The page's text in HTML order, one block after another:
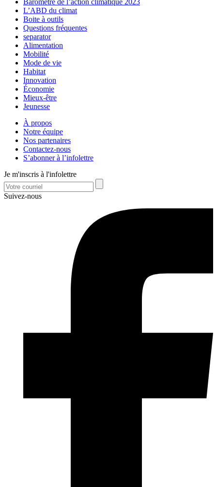
L’ABD du climat
Boite à outils
Questions fréquentes
separator
Alimentation
Mobilité
Mode de vie
Habitat
Innovation
Économie
Mieux-être
Jeunesse
À propos
Notre équipe
Nos partenaires
Contactez-nous
S’abonner à l’infolettre
Je m'inscris à l'infolettre
Suivez-nous